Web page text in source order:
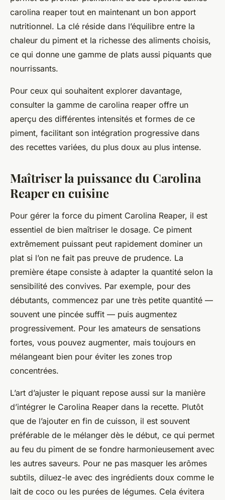
carolina reaper tout en maintenant un bon apport
nutritionnel. La clé réside dans l’équilibre entre la
chaleur du piment et la richesse des aliments choisis,
ce qui donne une gamme de plats aussi piquants que
nourrissants.
Pour ceux qui souhaitent explorer davantage,
consulter la gamme de carolina reaper offre un
aperçu des différentes intensités et formes de ce
piment, facilitant son intégration progressive dans
des recettes variées, du plus doux au plus intense.
Maîtriser la puissance du Carolina
Reaper en cuisine
Pour gérer la force du piment Carolina Reaper, il est
essentiel de bien maîtriser le dosage. Ce piment
extrêmement puissant peut rapidement dominer un
plat si l’on ne fait pas preuve de prudence. La
première étape consiste à adapter la quantité selon la
sensibilité des convives. Par exemple, pour des
débutants, commencez par une très petite quantité —
souvent une pincée suffit — puis augmentez
progressivement. Pour les amateurs de sensations
fortes, vous pouvez augmenter, mais toujours en
mélangeant bien pour éviter les zones trop
concentrées.
L’art d’ajuster le piquant repose aussi sur la manière
d’intégrer le Carolina Reaper dans la recette. Plutôt
que de l’ajouter en fin de cuisson, il est souvent
préférable de le mélanger dès le début, ce qui permet
au feu du piment de se fondre harmonieusement avec
les autres saveurs. Pour ne pas masquer les arômes
subtils, diluez-le avec des ingrédients doux comme le
lait de coco ou les purées de légumes. Cela évitera